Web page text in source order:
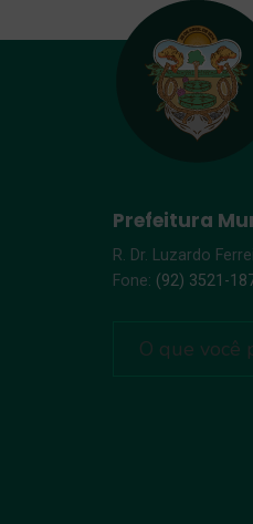
Prefeitura
R. Dr. Luzardo
Fone: (92) 3521-